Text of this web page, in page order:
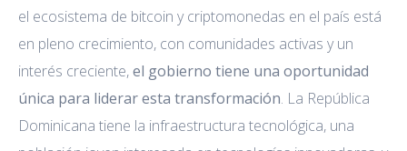
el ecosistema de bitcoin y criptomonedas en el país está
en pleno crecimiento, con comunidades activas y un
interés creciente,el gobierno tiene una oportunidad
única para liderar esta transformación. La República
Dominicana tiene la infraestructura tecnológica, una